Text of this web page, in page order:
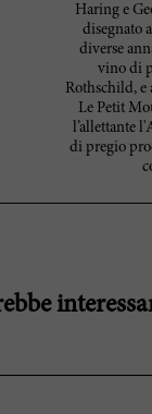
Haring e
disegnato
diverse
vino di
Rothschild, e
Le Petit
l’allettante
di pregio